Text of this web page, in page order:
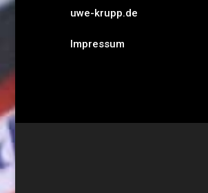
uwe-krupp.de
Impressum